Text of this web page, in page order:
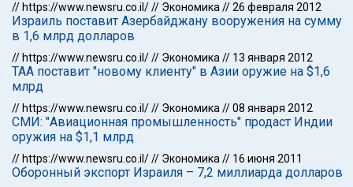
// https://www.newsru.co.il/// Экономика //26 февраля 2012
Израиль поставит Азербайджану вооружения на сумму
в 1,6 млрд долларов
// https://www.newsru.co.il/// Экономика // 13 января 2012
ТАА поставит "новому клиенту" в Азии оружие на $1,6
млрд
// https://www.newsru.co.il/// Экономика //08 января 2012
СМИ: "Авиационная промышленность" продаст Индии
оружия на $1,1 млрд
// https://www.newsru.co.il/// Экономика // 16 июня 2011
Оборонный экспорт Израиля – 7,2 миллиарда долларов